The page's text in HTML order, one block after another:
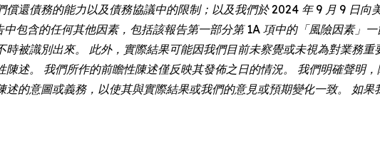
償還債務的能力以及債務協議中的限制；以及我們於 2024 年 9 月 9 日
包含的任何其他因素，包括該報告第一部分第 1A 項中的「風險因素」
時被識別出來。 此外，實際結果可能因我們目前未察覺或未視為對業務
陳述。 我們所作的前瞻性陳述僅反映其發佈之日的情況。 我們明確聲
述的意圖或義務，以使其與實際結果或我們的意見或預期變化一致。 如